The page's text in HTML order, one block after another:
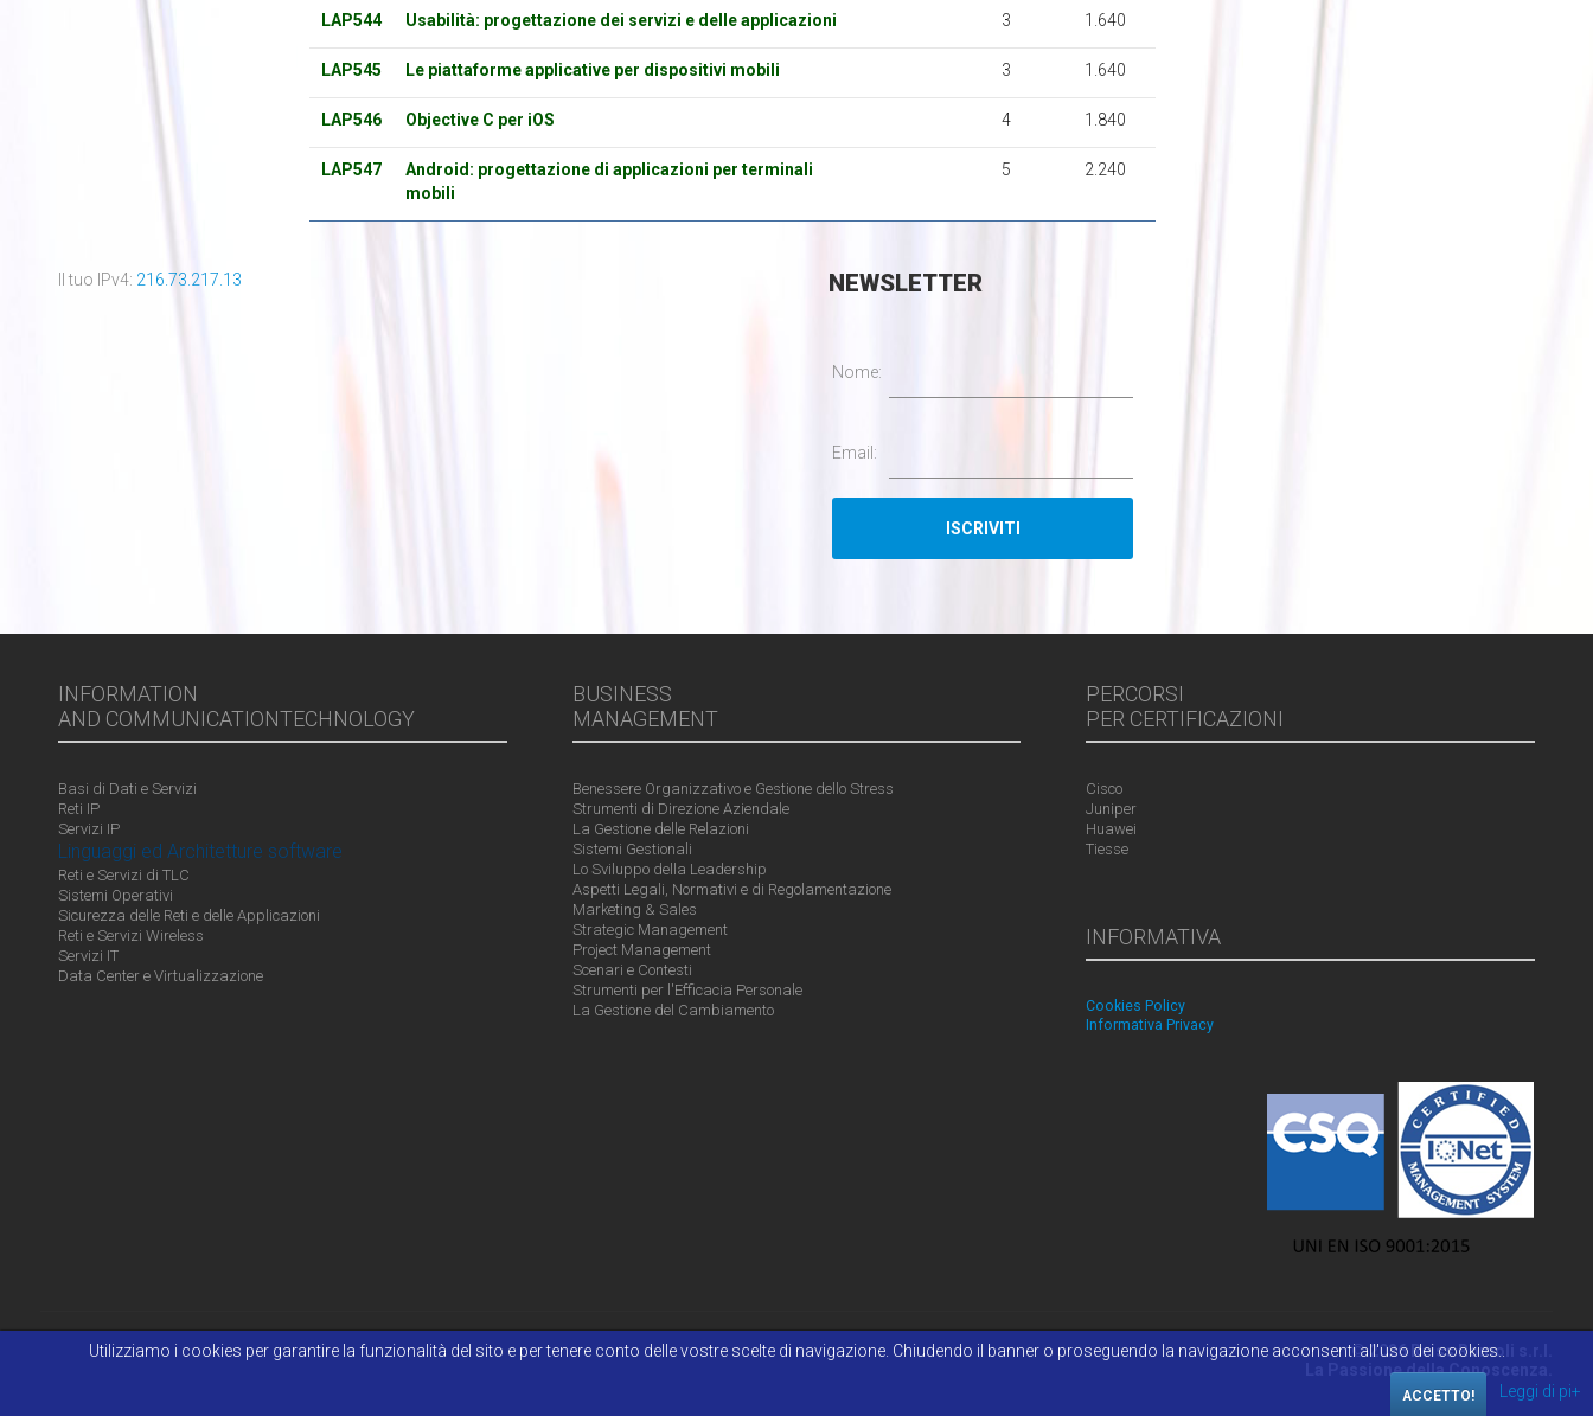
LAP544 Usabilità: progettazione dei servizi e delle applicazioni 3 1.640
LAP545 Le piattaforme applicative per dispositivi mobili 3 1.640
LAP546 Objective C per iOS 4 1.840
LAP547
Android: progettazione di applicazioni per terminali
mobili
5 2.240
Il tuo IPv4: 216.73.217.13 NEWSLETTER
Nome:
Email:
INFORMATION
AND COMMUNICATIONTECHNOLOGY
Basi di Dati e Servizi
Reti IP
Servizi IP
Linguaggi ed Architetture software
Reti e Servizi di TLC
Sistemi Operativi
Sicurezza delle Reti e delle Applicazioni
Reti e Servizi Wireless
Servizi IT
Data Center e Virtualizzazione
BUSINESS
MANAGEMENT
Benessere Organizzativo e Gestione dello Stress
Strumenti di Direzione Aziendale
La Gestione delle Relazioni
Sistemi Gestionali
Lo Sviluppo della Leadership
Aspetti Legali, Normativi e di Regolamentazione
Marketing & Sales
Strategic Management
Project Management
Scenari e Contesti
Strumenti per l'Efficacia Personale
La Gestione del Cambiamento
PERCORSI
PER CERTIFICAZIONI
Cisco
Juniper
Huawei
Tiesse
INFORMATIVA
Cookies Policy
Informativa Privacy
© 2026 Reiss Romoli s.r.l.
La Passione della Conoscenza.
Utilizziamo i cookies per garantire la funzionalità del sito e per tenere conto delle vostre scelte di navigazione. Chiudendo il banner o proseguendo la navigazione acconsenti all'uso dei cookies..
ACCETTO! Leggi di pi+